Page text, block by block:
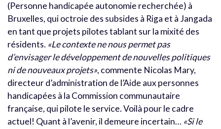
(Personne handicapée autonomie recherchée) à
Bruxelles, qui octroie des subsides à Riga et à Jangada
en tant que projets pilotes tablant sur la mixité des
résidents. «Le contexte ne nous permet pas
d’envisager le développement de nouvelles politiques
ni de nouveaux projets», commente Nicolas Mary,
directeur d’administration de l’Aide aux personnes
handicapées à la Commission communautaire
française, qui pilote le service. Voilà pour le cadre
actuel! Quant à l’avenir, il demeure incertain… «Si le